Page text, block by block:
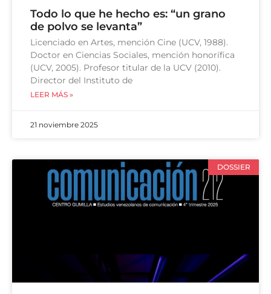
Todo lo que he hecho es: “un grano
de polvo se levanta”
Licenciado en Artes, mención Cine (UCV, 1988).
Doctor en Ciencias Sociales, mención honorífica
(UCV, 2005). Profesor titular de la UCV (2010).
Director del Instituto de
LEER MÁS »
21 noviembre 2025
DOSSIER